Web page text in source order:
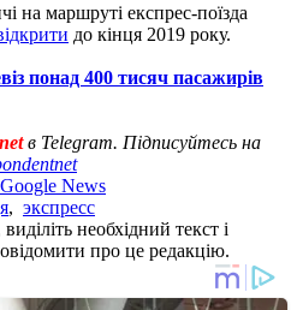
на маршруті експрес-поїзда
до кінця 2019 року.
понад 400 тисяч пасажирів
в Telegram. Підписуйтесь на
News
, экспресс
необхідний текст і
про це редакцію.